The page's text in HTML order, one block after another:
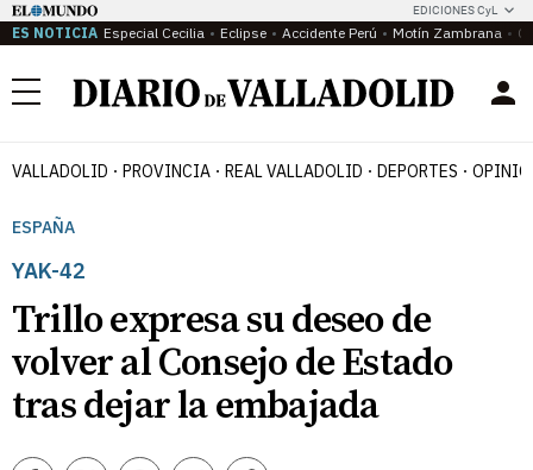
EDICIONES CyL
ES NOTICIA Especial Cecilia Eclipse Accidente Perú Motín Zambrana
Menú
VALLADOLID PROVINCIA REAL VALLADOLID DEPORTES
ESPAÑA
YAK-42
Trillo expresa su deseo de
volver al Consejo de Estado
tras dejar la embajada